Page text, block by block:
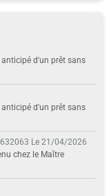
d'un prêt sans
d'un prêt sans
Le 21/04/2026
chez le Maître